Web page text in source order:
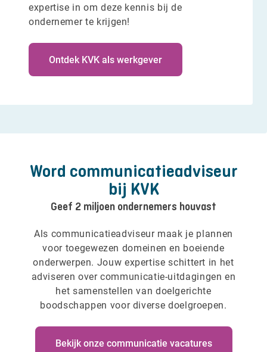
expertise in om deze kennis bij de
ondernemer te krijgen!
Ontdek KVK als werkgever
Word communicatieadviseur
bij KVK
Geef 2 miljoen ondernemers houvast
Als communicatieadviseur maak je plannen
voor toegewezen domeinen en boeiende
onderwerpen. Jouw expertise schittert in het
adviseren over communicatie-uitdagingen en
het samenstellen van doelgerichte
boodschappen voor diverse doelgroepen.
Bekijk onze communicatie vacatures